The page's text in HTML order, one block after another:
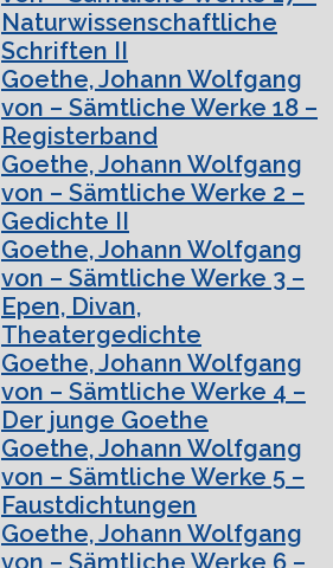
Naturwissenschaftliche
Schriften II
Goethe, Johann Wolfgang
von – Sämtliche Werke 18 –
Registerband
Goethe, Johann Wolfgang
von – Sämtliche Werke 2 –
Gedichte II
Goethe, Johann Wolfgang
von – Sämtliche Werke 3 –
Epen, Divan,
Theatergedichte
Goethe, Johann Wolfgang
von – Sämtliche Werke 4 –
Der junge Goethe
Goethe, Johann Wolfgang
von – Sämtliche Werke 5 –
Faustdichtungen
Goethe, Johann Wolfgang
von – Sämtliche Werke 6 –